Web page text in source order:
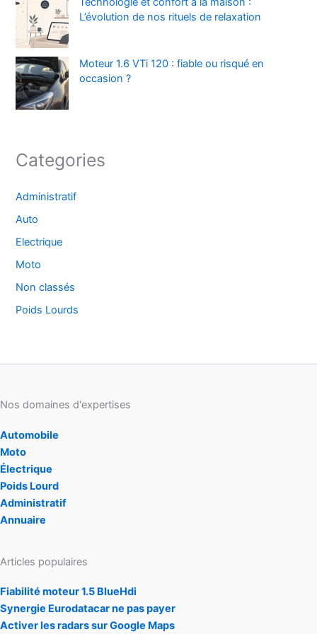
L’évolution de nos rituels de relaxation
Moteur 1.6 VTi 120 : fiable ou risqué en
occasion ?
Categories
Administratif
Auto
Electrique
Moto
Non classés
Poids Lourds
Nos domaines d'expertises
Automobile
Moto
Électrique
Poids Lourd
Administratif
Annuaire
Articles populaires
Fiabilité moteur 1.5 BlueHdi
Synergie Eurodatacar ne pas payer
Activer les radars sur Google Maps